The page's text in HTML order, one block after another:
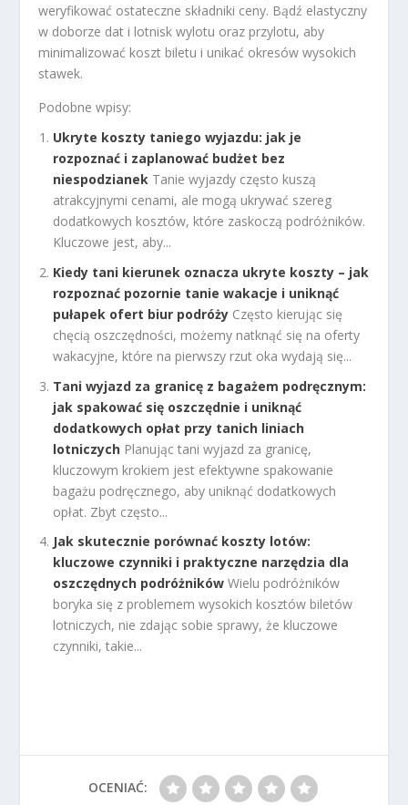
weryfikować ostateczne składniki ceny. Bądź elastyczny
w doborze dat i lotnisk wylotu oraz przylotu, aby
minimalizować koszt biletu i unikać okresów wysokich
stawek.
Podobne wpisy:
Ukryte koszty taniego wyjazdu: jak je
rozpoznać i zaplanować budżet bez
niespodzianek Tanie wyjazdy często kuszą
atrakcyjnymi cenami, ale mogą ukrywać szereg
dodatkowych kosztów, które zaskoczą podróżników.
Kluczowe jest, aby...
Kiedy tani kierunek oznacza ukryte koszty – jak
rozpoznać pozornie tanie wakacje i uniknąć
pułapek ofert biur podróży Często kierując się
chęcią oszczędności, możemy natknąć się na oferty
wakacyjne, które na pierwszy rzut oka wydają się...
Tani wyjazd za granicę z bagażem podręcznym:
jak spakować się oszczędnie i uniknąć
dodatkowych opłat przy tanich liniach
lotniczych Planując tani wyjazd za granicę,
kluczowym krokiem jest efektywne spakowanie
bagażu podręcznego, aby uniknąć dodatkowych
opłat. Zbyt często...
Jak skutecznie porównać koszty lotów:
kluczowe czynniki i praktyczne narzędzia dla
oszczędnych podróżników Wielu podróżników
boryka się z problemem wysokich kosztów biletów
lotniczych, nie zdając sobie sprawy, że kluczowe
czynniki, takie...
OCENIAĆ: